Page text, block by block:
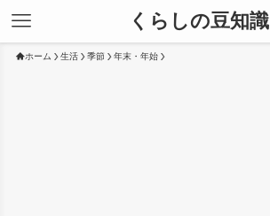
くらしの豆知識
ホーム 生活 季節 年末・年始